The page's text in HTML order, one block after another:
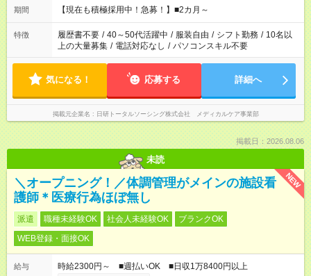
望する勤務時間と、もう1つのお仕事の勤務時間の合計が 週40
期間 【現在も積極採用中！急募！】■2カ月～
特徴 履歴書不要 / 40～50代活躍中 / 服装自由 / シフト勤務 / 10名以
上の大量募集 / 電話対応なし / パソコンスキル不要
気になる！ 応募する 詳細へ
掲載元企業名 日研トータルソーシング株式会社 メディカルケア事業部
掲載日：2026.08.06
未読
NEW
＼オープニング！／体調管理がメインの施設看
護師＊医療行為ほぼ無し
派遣 職種未経験OK 社会人未経験OK
ブランクOK
WEB登録・面接OK
給与
時給2300円～ ■週払いOK ■日収1万8400円以上